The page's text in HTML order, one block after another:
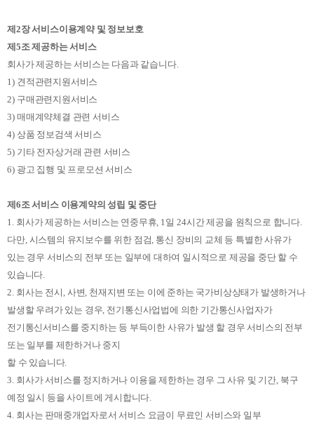
제 2장 서비스이용계약 및 정보보호
제 5조 제공하는 서비스
회사가 제공하는 서비스는 다음과 같습니다.
1) 견적관련지원서비스
2) 구매관련지원서비스
3) 매매계약체결 관련 서비스
4) 상품 정보검색 서비스
5) 기타 전자상거래 관련 서비스
6) 광고 집행 및 프로모션 서비스
제 6조 서비스 이용계약의 성립 및 중단
1. 회사가 제공하는 서비스는 연중무휴, 1일24시간 제공을 원칙으로 합니다.
다만, 시스템의 유지보수를 위한 점검, 통신 장비의 교체 등 특별한 사유가
있는 경우 서비스의 전부 또는 일부에 대하여 일시적으로 제공을 중단 할 수
있습니다.
2. 회사는 전시 , 사변, 천재지변 또는 이에 준하는 국가비상상태가 발생하거나
발생할 우려가 있는 경우, 전기통신사업법에 의한 기간통신사업자가
전기통신서비스를 중지하는 등 부득이한 사유가 발생 할 경우 서비스의 전부
또는 일부를 제한하거나 중지
할 수 있습니다.
3. 회사가 서비스를 정지하거나 이용을 제한하는 경우 그 사유 및 기간, 북구
예정 일시 등을 사이트에 게시합니다.
4. 회사는 판매중개업자로서 서비스 요금이 무료인 서비스와 일부